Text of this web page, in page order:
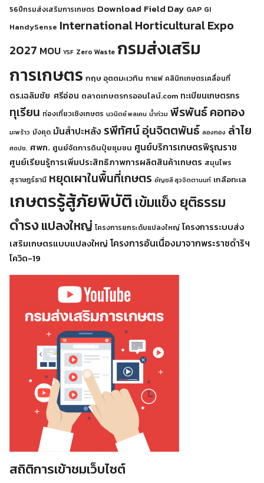
56ปีกรมส่งเสริมการเกษตร Download Field Day GAP GI
HandySense International Horticultural Expo
2027 MOU YSF Zero Waste กรมส่งเสริม
การเกษตร กฤษ อุตตมะเวทิน กาแฟ คลินิกเกษตรเคลื่อนที่
ดร.เฉลิมชัย ศรีอ่อน ตลาดเกษตรกรออนไลน์.com ทะเบียนเกษตรกร
ทุเรียน ท่องเที่ยวเชิงเกษตร นวนิตย์ พลเคน น้ำท่วม พีรพันธ์ คอทอง
มะพร้าว มังคุด มันสำปะหลัง รพีทัศน์ อุ่นจิตตพันธ์ ลองกอง ลำไย
ศดปช. ศพก. ศูนย์จัดการดินปุ๋ยชุมชน ศูนย์บริการเกษตรพิรุณราช
ศูนย์เรียนรู้การเพิ่มประสิทธิภาพการผลิตสินค้าเกษตร สมุนไพร
สุราษฎร์ธานี หยุดเผาในพื้นที่เกษตร อัญชลี สุวจิตตานนท์ เกลือทะเล
เกษตรรู้สู้ภัยพิบัติ เข้มแข็ง ยุติธรรม
ดำรงแปลงใหญ่ โครงการยกระดับแปลงใหญ่ โครงการระบบส่ง
เสริมเกษตรแบบแปลงใหญ่ โครงการอันเนื่องมาจากพระราชดำริฯ
โควิด-19
สถิติการเข้าชมเว็บไซต์